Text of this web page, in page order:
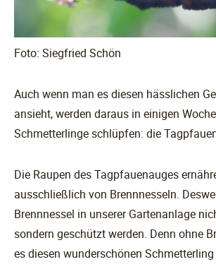
Foto: Siegfried Schön
Auch wenn man es diesen hässlichen
ansieht, werden daraus in einigen
Schmetterlinge schlüpfen: die
Die Raupen des Tagpfauenauges
ausschließlich von Brennnesseln.
Brennnessel in unserer Gartenanlage
sondern geschützt werden. Denn ohne
es diesen wunderschönen